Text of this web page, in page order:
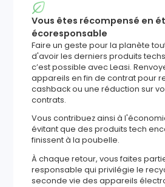
Vous êtes récompensé en
écoresponsable
Faire un geste pour la planète
d'avoir les derniers produits
c’est possible avec Leasi.
appareils en fin de contrat pour
cashback ou une réduction sur
contrats.
Vous contribuez ainsi à
évitant que des produits tech
finissent à la poubelle.
À chaque retour, vous faites
responsable qui privilégie le
seconde vie des appareils